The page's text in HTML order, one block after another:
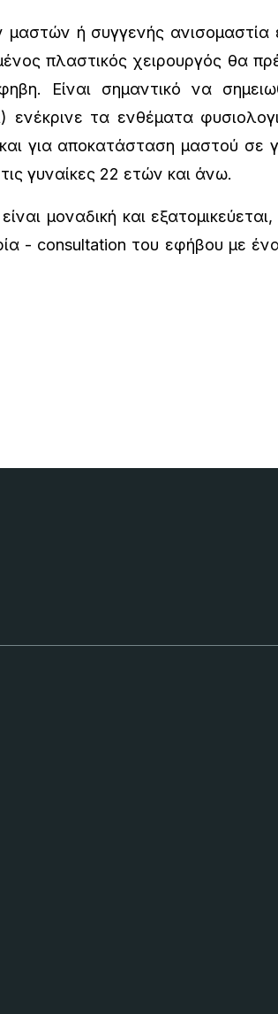
ή συγγενής ανισομαστία
πλαστικός χειρουργός θα
Είναι σημαντικό να
τα ενθέματα
για αποκατάσταση μαστού σε
γυναίκες 22 ετών και άνω.
μοναδική και
- consultation του εφήβου με